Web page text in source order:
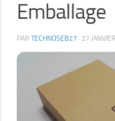
Emballage
PAR TECHNOSEB27 · 27